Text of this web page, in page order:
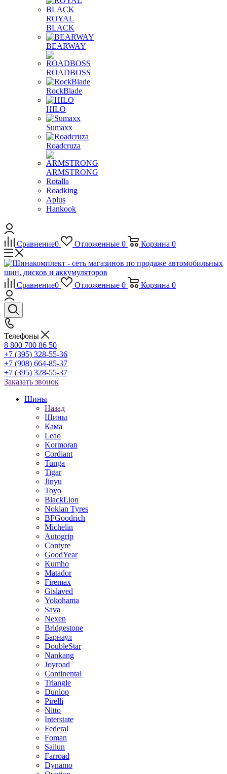
ROYAL
BLACK
BEARWAY
ROADBOSS
RockBlade
HILO
Sumaxx
Roadcruza
ARMSTRONG
Rotalla
Roadking
Aplus
Hankook
Сравнение0 Отложенные 0 Корзина 0
Сравнение0 Отложенные 0 Корзина 0
Телефоны
8 800 700 86 50
+7 (395) 328-55-36
+7 (908) 664-85-37
+7 (395) 328-55-37
Заказать звонок
Шины
Назад
Шины
Кама
Leao
Kormoran
Cordiant
Tunga
Tigar
Jinyu
Toyo
BlackLion
Nokian Tyres
BFGoodrich
Michelin
Autogrip
Contyre
GoodYear
Kumho
Matador
Firemax
Gislaved
Yokohama
Sava
Nexen
Bridgestone
Барнаул
DoubleStar
Nankang
Joyroad
Continental
Triangle
Dunlop
Pirelli
Nitto
Interstate
Federal
Foman
Sailun
Farroad
Dynamo